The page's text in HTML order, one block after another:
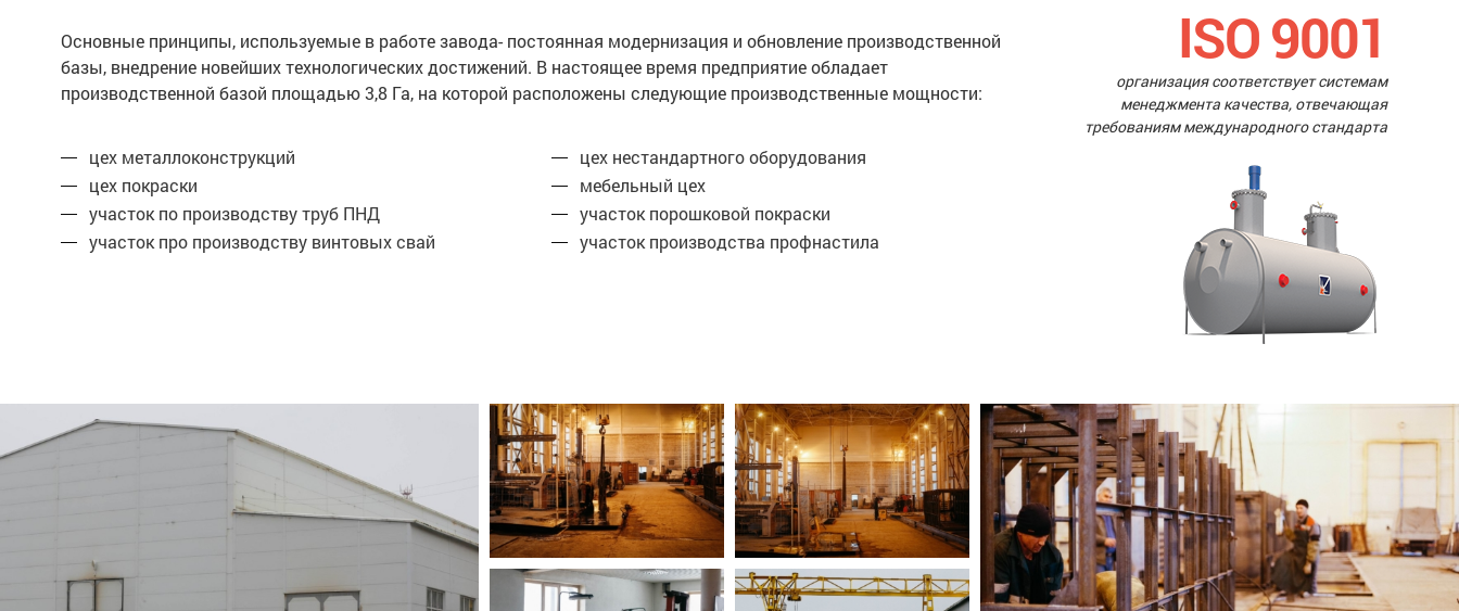
Основные принципы, используемые в работе завода- постоянная модернизация и обновление производственной
базы, внедрение новейших технологических достижений. В настоящее время предприятие обладает
производственной базой площадью 3,8 Га, на которой расположены следующие производственные мощности:
цех металлоконструкций
цех нестандартного оборудования
цех покраски
мебельный цех
участок по производству труб ПНД
участок порошковой покраски
участок про производству винтовых свай
участок производства профнастила
ISO 9001
организация соответствует системам
менеджмента качества, отвечающая
требованиям международного стандарта